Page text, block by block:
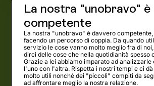
La nostra "unobravo" è
competente
La nostra "unobravo" è davvero
facendo un percorso di coppia. Da quando
servizio le cose vanno molto meglio fra di
dirci delle cose che nella quotidianità spesso
Grazie a lei abbiamo imparato ad analizzarle
l'uno con l'altra. Rispetta i nostri tempi e ci
molto utili nonché dei "piccoli" compiti da
ad affrontare meglio la nostra relazione.